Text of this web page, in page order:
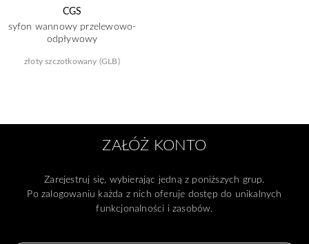
CGS
syfon wannowy przelewowo-
odpływowy
złoty szczotkowany (GLB)
ZAŁÓŻ KONTO
Zarejestruj się, wybierając jedną z poniższych grup.
Po zalogowaniu każda z nich oferuje dostęp do unikalnych
funkcjonalności i zasobów.